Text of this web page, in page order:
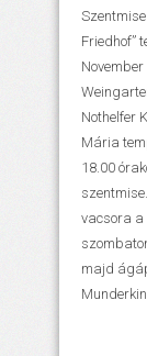
Friedhof”
Nothelfer
Mária
18.00
vacsora a
majd